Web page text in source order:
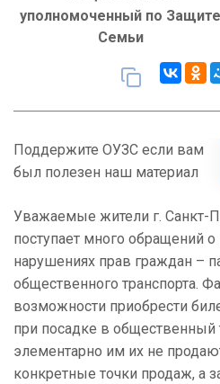
уполномоченный по Защите
Семьи
Поддержите ОУЗС если вам
был полезен наш материал
Уважаемые жители г. Санкт-
поступает много обращений
нарушениях прав граждан –
общественного транспорта.
возможности приобрести
при посадке в общественный
элементарно им их не
конкретные точки продаж, а